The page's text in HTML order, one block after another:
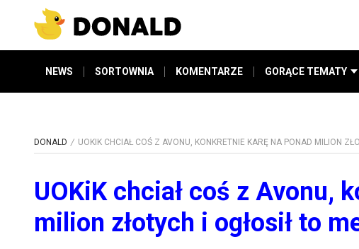
NEWS SORTOWNIA KOMENTARZE GORĄCE TEMATY
DONALD UOKIK CHCIAŁ COŚ Z AVONU, KONKRETNIE KARĘ NA PONAD MILION
UOKiK chciał coś z Avonu,
milion złotych i ogłosił to